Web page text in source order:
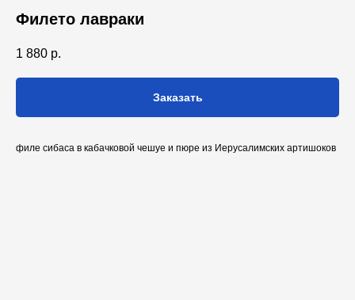
Филето лавраки
1 880 р.
Заказать
филе сибаса в кабачковой чешуе и пюре из Иерусалимских артишоков